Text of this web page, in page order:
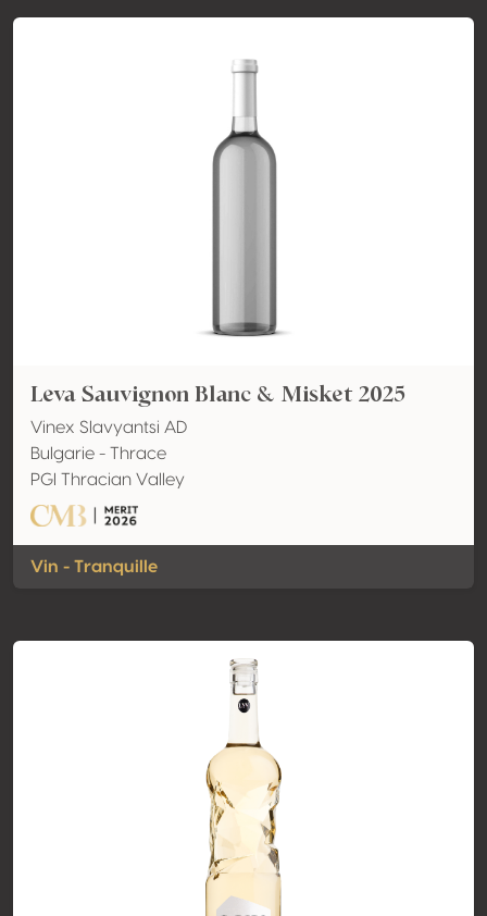
Leva Sauvignon Blanc & Misket 2025
Vinex Slavyantsi AD
Bulgarie - Thrace
PGI Thracian Valley
Vin - Tranquille